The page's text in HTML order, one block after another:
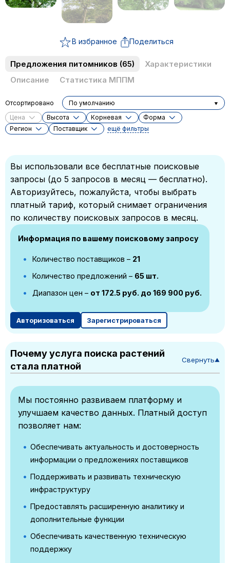
В избранное Поделиться
Предложения питомников (65)
Характеристики
Описание
Статистика МППМ
Цена Высота Корневая
Форма
Регион
Поставщик ещё фильтры
Отсортировано По умолчанию
Вы использовали все бесплатные поисковые
запросы (до 5 запросов в месяц — бесплатно).
Авторизуйтесь, пожалуйста, чтобы выбрать
платный тариф, который снимает ограничения
по количеству поисковых запросов в месяц.
Информация по вашему поисковому запросу
Количество поставщиков – 21
Количество предложений – 65 шт.
Диапазон цен – от 172.5 руб. до 169 900 руб.
Авторизоваться Зарегистрироваться
Почему услуга поиска растений
стала платной
Свернуть▼
Мы постоянно развиваем платформу и
улучшаем качество данных. Платный доступ
позволяет нам:
Обеспечивать актуальность и достоверность
информации о предложениях поставщиков
Поддерживать и развивать техническую
инфраструктуру
Предоставлять расширенную аналитику и
дополнительные функции
Обеспечивать качественную техническую
поддержку